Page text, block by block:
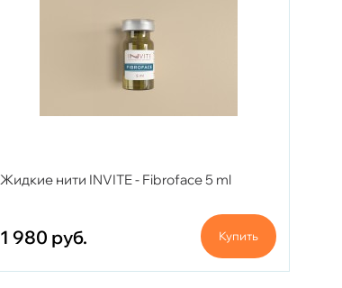
Жидкие нити INVITE - Fibroface 5 ml
1 980 руб. Купить